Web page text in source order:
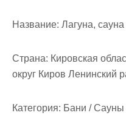
Название: Лагуна, сауна
Страна: Кировская
округ Киров Ленинский
Категория: Бани / Сауны